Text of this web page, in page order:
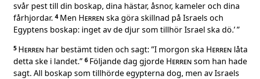
svår pest till din boskap, dina hästar, åsnor, kameler och dina
fårhjordar. 4 Men Herren ska göra skillnad på Israels och
Egyptens boskap: inget av de djur som tillhör Israel ska dö.’ ”
5 Herren har bestämt tiden och sagt: ”I morgon ska Herren låta
detta ske i landet.” 6 Följande dag gjorde Herren som han hade
sagt. All boskap som tillhörde egypterna dog, men av Israels